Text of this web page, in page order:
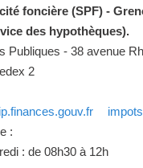
foncière (SPF) -
des hypothèques).
Publiques - 38 avenue
2
:
: de 08h30 à 12h